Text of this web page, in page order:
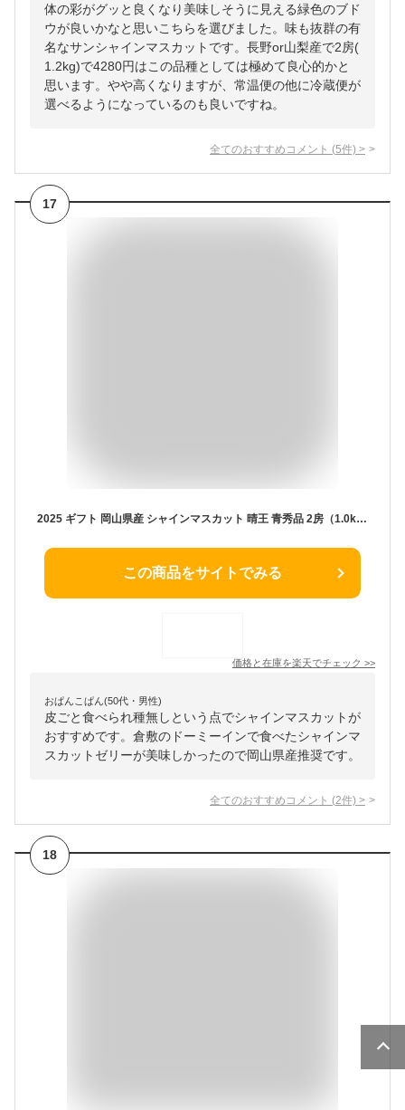
体の彩がグッと良くなり美味しそうに見える緑色のブド
ウが良いかなと思いこちらを選びました。味も抜群の有
名なサンシャインマスカットです。長野or山梨産で2房(
1.2kg)で4280円はこの品種としては極めて良心的かと
思います。やや高くなりますが、常温便の他に冷蔵便が
選べるようになっているのも良いですね。
全てのおすすめコメント (5件) >
17
2025 ギフト 岡山県産 シャインマスカット 晴王 青秀品 2房（1.0kg-1.1kg） 贈答用 御中元 御歳暮 敬老の日 葡萄 ぶどう ブドウ プレゼント 御礼 御祝 御供 果物 くだもの フルーツ 【岡山果物工房】楽天グルメ大賞
この商品をサイトでみる
価格と在庫を楽天でチェック >>
おぱんこぱん(50代・男性)
皮ごと食べられ種無しという点でシャインマスカットが
おすすめです。倉敷のドーミーインで食べたシャインマ
スカットゼリーが美味しかったので岡山県産推奨です。
全てのおすすめコメント (2件) >
18